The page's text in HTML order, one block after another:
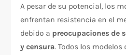
A pesar de su potencial, los
enfrentan resistencia en el
debido a preocupaciones de
y censura. Todos los modelos